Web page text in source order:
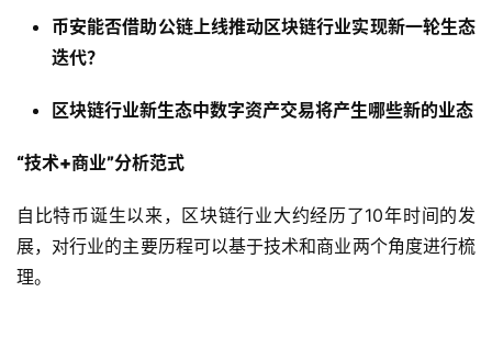
币安能否借助公链上线推动区块链行业实现新一轮生态
迭代？
区块链行业新生态中数字资产交易将产生哪些新的业态
“技术+商业”分析范式
自比特币诞生以来，区块链行业大约经历了10年时间的发
展，对行业的主要历程可以基于技术和商业两个角度进行梳
理。